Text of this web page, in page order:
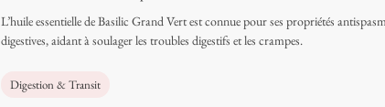
L’huile essentielle de Basilic Grand Vert est connue pour ses propriétés
digestives, aidant à soulager les troubles digestifs et les crampes.
Digestion & Transit